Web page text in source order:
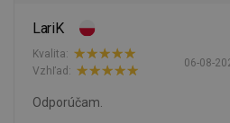
LariK
06-08-
Kvalita:
Vzhľad:
Odporúčam.